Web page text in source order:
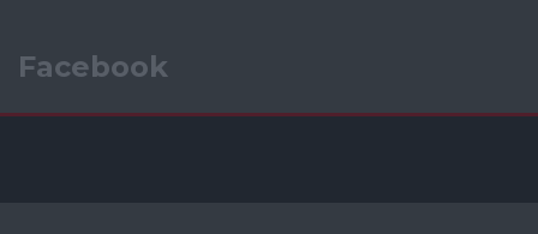
Facebook